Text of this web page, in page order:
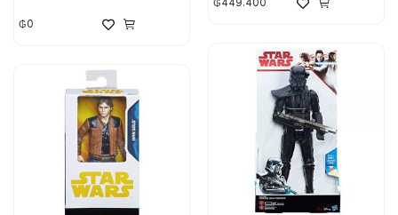
₲449.400
₲0